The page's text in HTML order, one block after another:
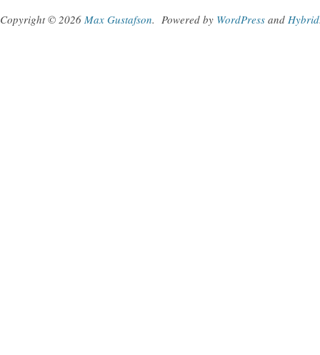
Copyright © 2026 Max Gustafson. Powered by WordPress and Hybrid